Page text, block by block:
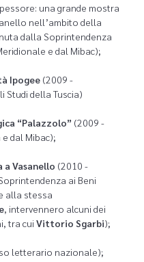
una grande mostra
nell’ambito della
dalla Soprintendenza
e dal Mibac);
Ipogee (2009 -
Studi della Tuscia)
“Palazzolo” (2009 -
dal Mibac);
a Vasanello (2010 -
ai Beni
alla stessa
, intervennero alcuni dei
tra cui Vittorio Sgarbi);
letterario nazionale);